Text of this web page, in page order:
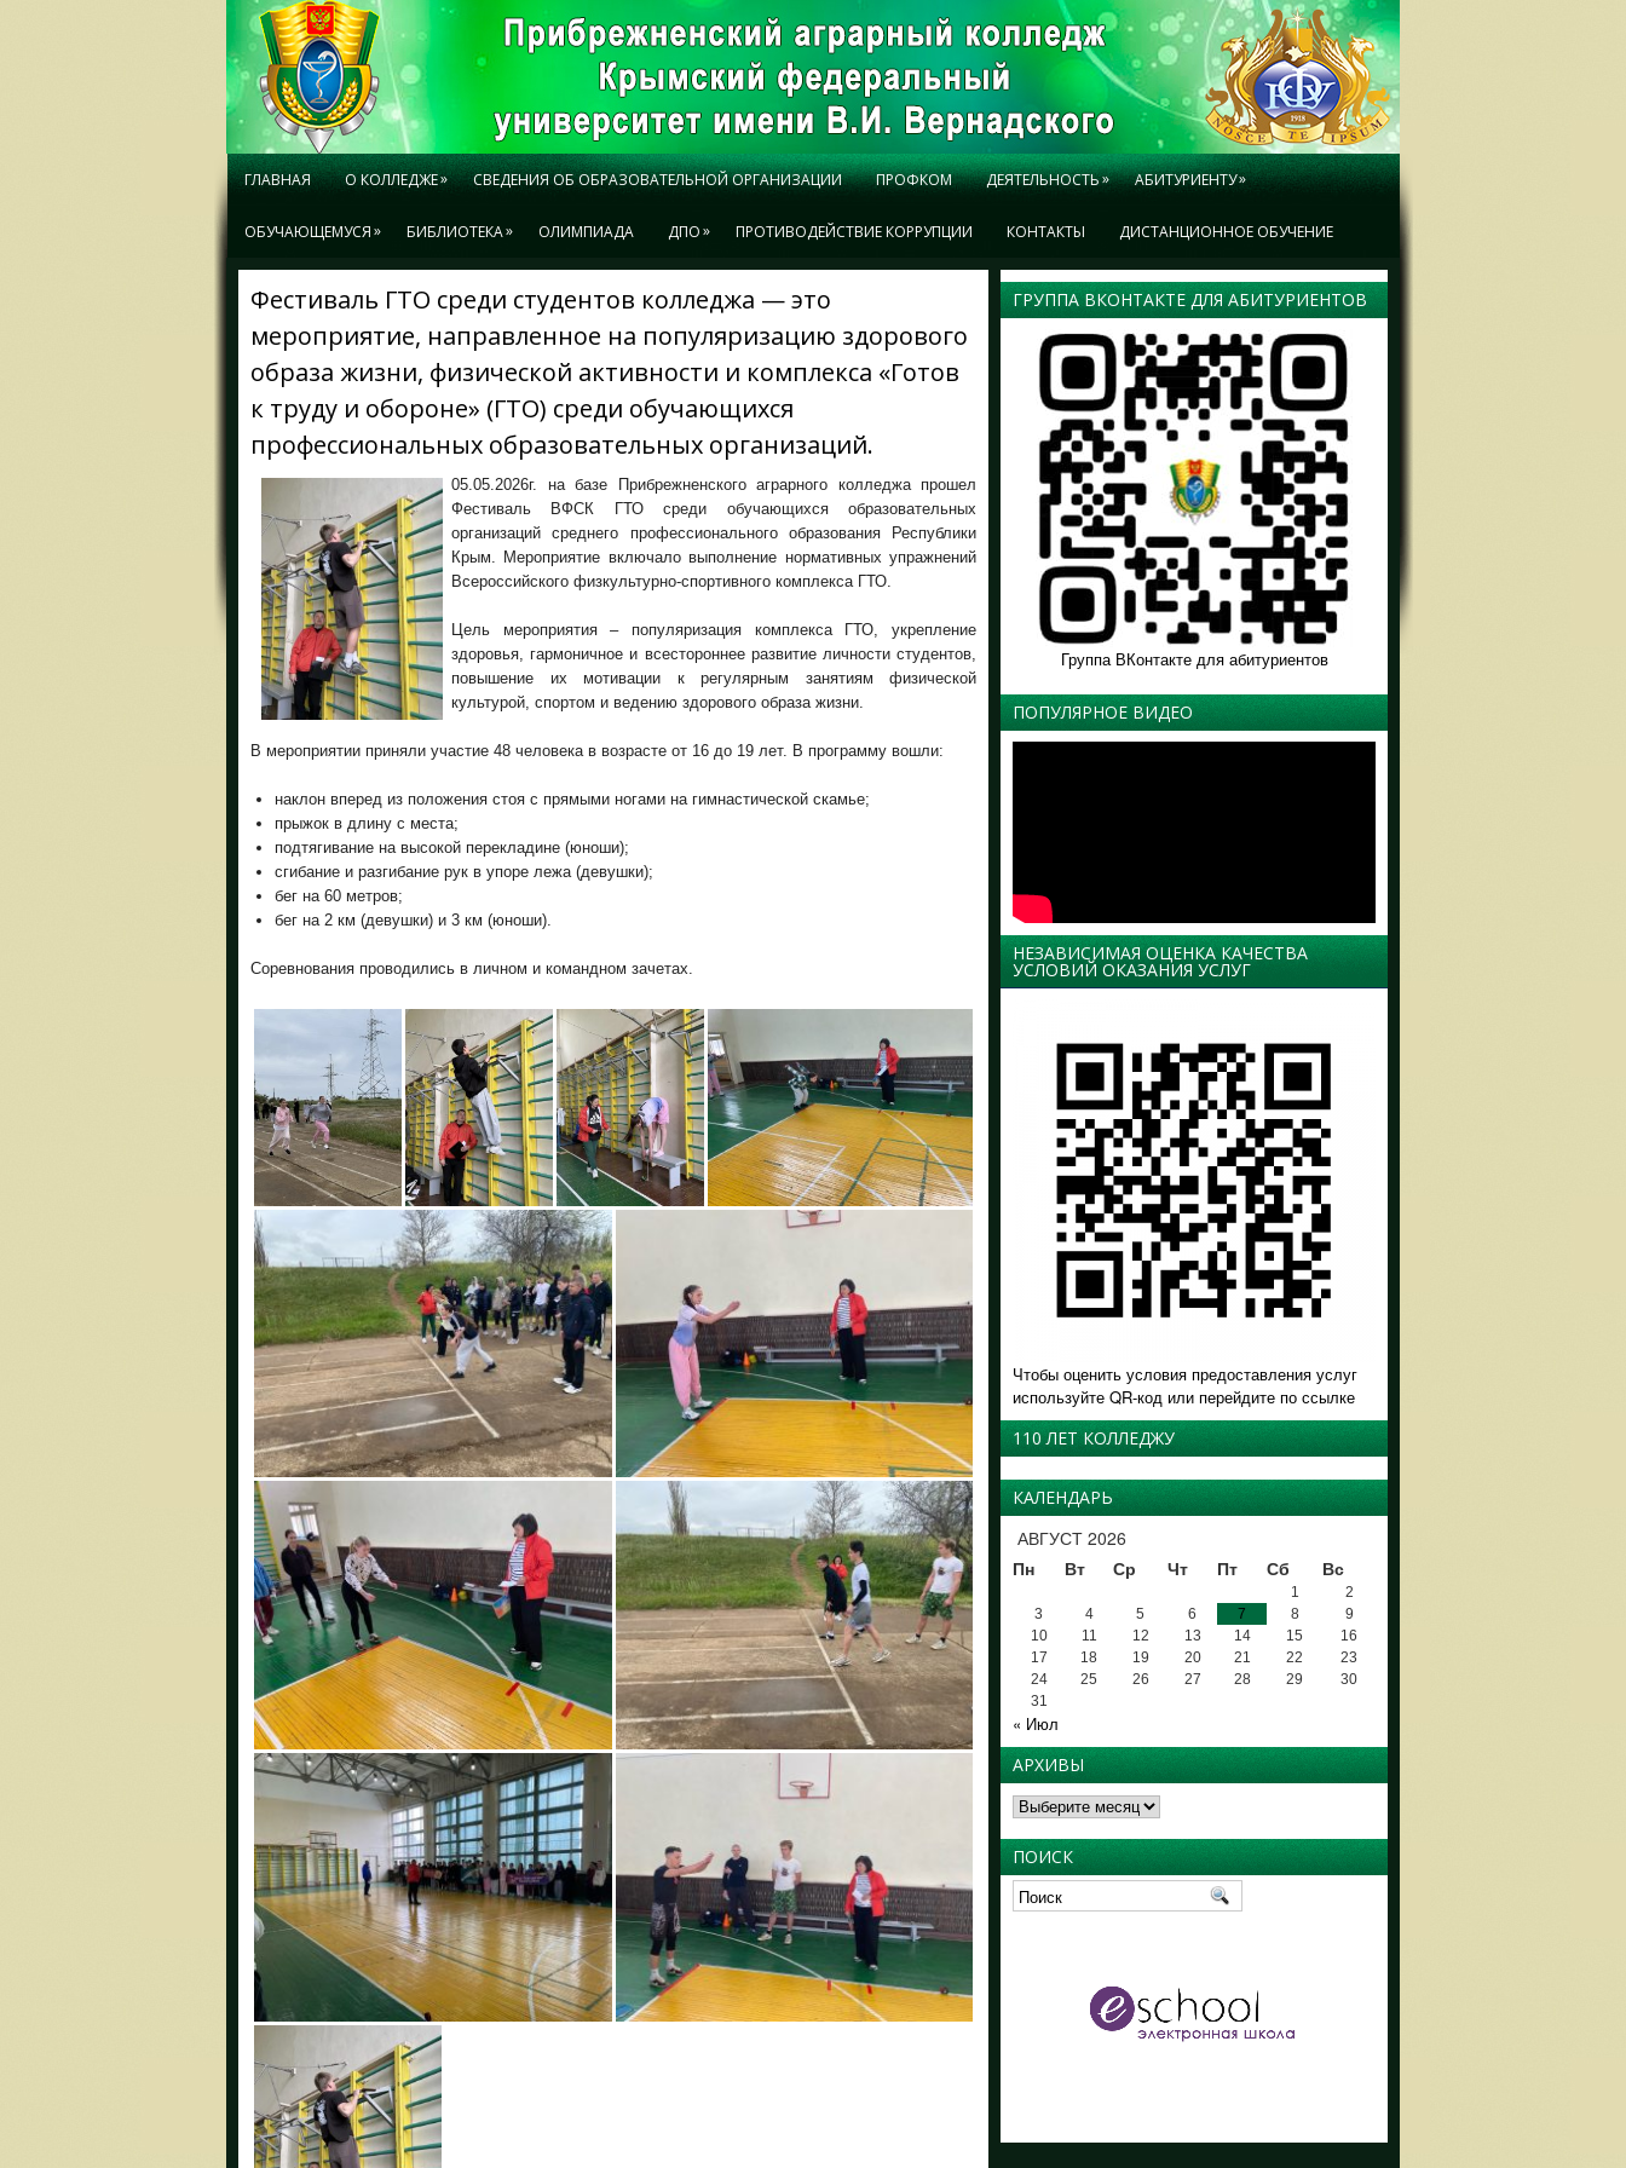
ГЛАВНАЯ О КОЛЛЕДЖЕ» СВЕДЕНИЯ ОБ ОБРАЗОВАТЕЛЬНОЙ ОРГАНИЗАЦИИ ПРОФКОМ ДЕЯТЕЛЬНОСТЬ» АБИТУРИЕНТУ»
ОБУЧАЮЩЕМУСЯ» БИБЛИОТЕКА» ОЛИМПИАДА ДПО» ПРОТИВОДЕЙСТВИЕ КОРРУПЦИИ КОНТАКТЫ ДИСТАНЦИОННОЕ ОБУЧЕНИЕ
Фестиваль ГТО среди студентов колледжа — это
мероприятие, направленное на популяризацию здорового
образа жизни, физической активности и комплекса «Готов
к труду и обороне» (ГТО) среди обучающихся
профессиональных образовательных организаций.
05.05.2026г. на базе Прибрежненского аграрного колледжа прошел
Фестиваль ВФСК ГТО среди обучающихся образовательных
организаций среднего профессионального образования Республики
Крым. Мероприятие включало выполнение нормативных упражнений
Всероссийского физкультурно-спортивного комплекса ГТО.
Цель мероприятия – популяризация комплекса ГТО, укрепление
здоровья, гармоничное и всестороннее развитие личности студентов,
повышение их мотивации к регулярным занятиям физической
культурой, спортом и ведению здорового образа жизни.
В мероприятии приняли участие 48 человека в возрасте от 16 до 19 лет. В программу вошли:
наклон вперед из положения стоя с прямыми ногами на гимнастической скамье;
прыжок в длину с места;
подтягивание на высокой перекладине (юноши);
сгибание и разгибание рук в упоре лежа (девушки);
бег на 60 метров;
бег на 2 км (девушки) и 3 км (юноши).
Соревнования проводились в личном и командном зачетах.
ГРУППА ВКОНТАКТЕ ДЛЯ АБИТУРИЕНТОВ
Группа ВКонтакте для абитуриентов
ПОПУЛЯРНОЕ ВИДЕО
НЕЗАВИСИМАЯ ОЦЕНКА КАЧЕСТВА
УСЛОВИЙ ОКАЗАНИЯ УСЛУГ
Чтобы оценить условия предоставления услуг
используйте QR-код или перейдите по ссылке
110 ЛЕТ КОЛЛЕДЖУ
КАЛЕНДАРЬ
АВГУСТ 2026
Пн
Вт Ср Чт Пт Сб Вс
1
2
3
4 5 6 7 8
9
10
11 12 13 14 15
16
17
18 19 20 21 22
23
24
25 26 27 28 29
30
31
« Июл
АРХИВЫ
Архивы
ПОИСК